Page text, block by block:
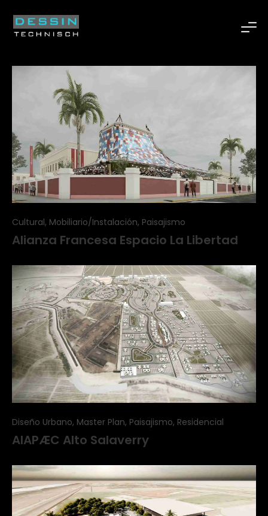
Cultural, Mobiliario/Instalación, Paisajismo
Alianza Francesa Espacio La Libertad
Diseño Urbano, Master Plan, Paisajismo, Residencial
AIAPÆC Alto Salaverry